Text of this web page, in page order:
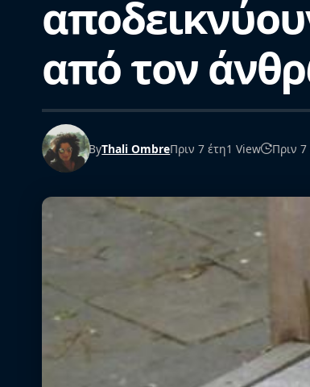
από τον
ByThali OmbreΠριν 7 έτη1 View Πριν 7